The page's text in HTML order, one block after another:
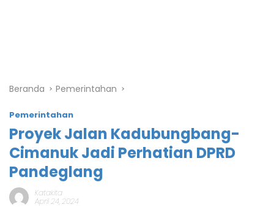
Beranda Pemerintahan
Pemerintahan
Proyek Jalan Kadubungbang-
Cimanuk Jadi Perhatian DPRD
Pandeglang
Katakita
April 24, 2024